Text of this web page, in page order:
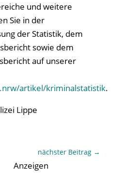
und weitere
Sie in der
der Statistik, dem
sowie dem
auf unserer
artikel/kriminalstatistik.
Lippe
nächster Beitrag →
Anzeigen